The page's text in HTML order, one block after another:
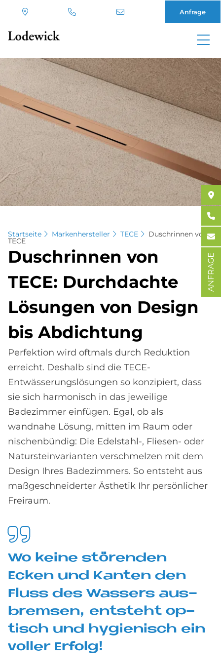
Direkt
Inhalt
Anfrage
Startseite Markenhersteller TECE Duschrinnen von
TECE
Dusch­rin­nen von
TECE: Durch­dach­te
Lö­sun­gen von De­sign
bis Ab­dich­tung
Perfektion wird oftmals durch Reduktion
erreicht. Deshalb sind die TECE-
Entwässerungslösungen so konzipiert, dass
sie sich harmonisch in das jeweilige
Badezimmer einfügen. Egal, ob als
wandnahe Lösung, mitten im Raum oder
nischenbündig: Die Edelstahl-, Fliesen- oder
Natursteinvarianten verschmelzen mit dem
Design Ihres Badezimmers. So entsteht aus
maßgeschneiderter Ästhetik Ihr persönlicher
Freiraum.
Wo kei­ne stö­ren­den
Ecken und Kan­ten den
Fluss des Was­sers aus­
brem­sen, ent­steht op­
tisch und hy­gie­nisch ein
vol­ler Er­folg!
ANFRAGE